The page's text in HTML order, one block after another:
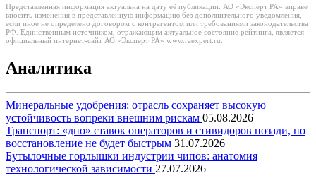
Представленная информация актуальна на дату её публикации. АО «Эксперт РА» вправе
вносить изменения в представленную информацию без дополнительного уведомления,
если иное не определено договором с контрагентом или требованиями законодательства
РФ. Единственным источником, отражающим актуальное состояние рейтинга, является
официальный интернет-сайт АО «Эксперт РА» www.raexpert.ru.
Аналитика
Минеральные удобрения: отрасль сохраняет высокую
устойчивость вопреки внешним рискам 05.08.2026
Транспорт: «дно» ставок операторов и стивидоров позади, но
восстановление не будет быстрым 31.07.2026
Бутылочные горлышки индустрии чипов: анатомия
технологической зависимости 27.07.2026